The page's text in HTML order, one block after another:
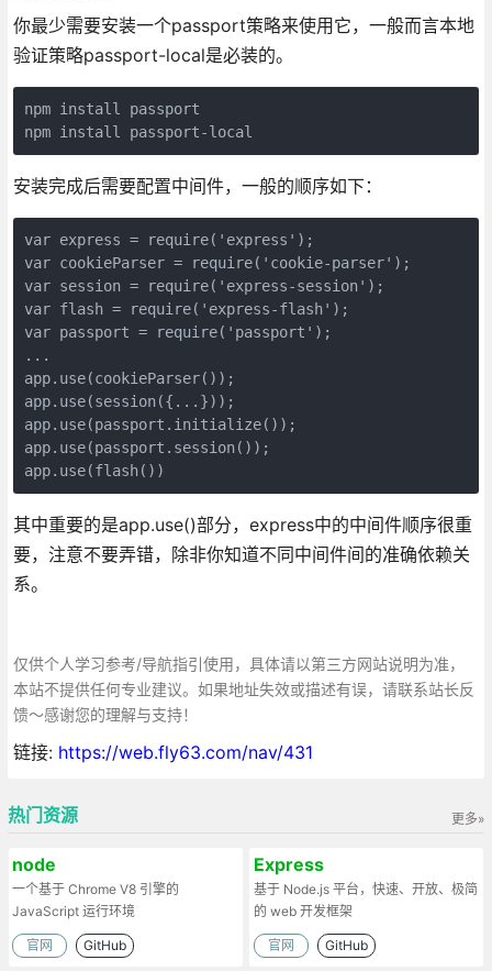
你最少需要安装一个passport策略来使用它，一般而言本地
验证策略passport-local是必装的。
npm install passport
npm install passport-local
安装完成后需要配置中间件，一般的顺序如下：
var express = require('express');
var cookieParser = require('cookie-parser');
var session = require('express-session');
var flash = require('express-flash');
var passport = require('passport');
...
app.use(cookieParser());
app.use(session({...}));
app.use(passport.initialize());
app.use(passport.session());
app.use(flash())
其中重要的是app.use()部分，express中的中间件顺序很重
要，注意不要弄错，除非你知道不同中间件间的准确依赖关
系。
仅供个人学习参考/导航指引使用，具体请以第三方网站说明为准，
本站不提供任何专业建议。如果地址失效或描述有误，请联系站长反
馈～感谢您的理解与支持！
链接: https://web.fly63.com/nav/431
更多»
热门资源
node
一个基于 Chrome V8 引擎的
JavaScript 运行环境
官网 GitHub
Express
基于 Node.js 平台，快速、开放、极简
的 web 开发框架
官网 GitHub